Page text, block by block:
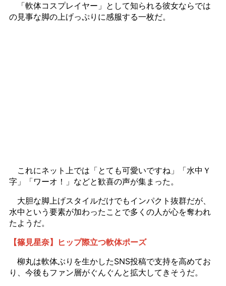
「軟体コスプレイヤー」として知られる彼女ならでは
の見事な脚の上げっぷりに感服する一枚だ。
これにネット上では「とても可愛いですね」「水中Ｙ
字」「ワーオ！」などと歓喜の声が集まった。
大胆な脚上げスタイルだけでもインパクト抜群だが、
水中という要素が加わったことで多くの人が心を奪われ
たようだ。
【篠見星奈】ヒップ際立つ軟体ポーズ
柳丸は軟体ぶりを生かしたSNS投稿で支持を高めてお
り、今後もファン層がぐんぐんと拡大してきそうだ。